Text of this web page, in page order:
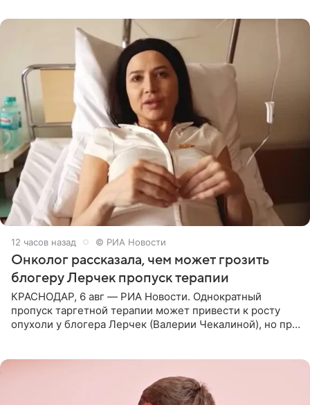
12 часов назад © РИА Новости
Онколог рассказала, чем может грозить
блогеру Лерчек пропуск терапии
КРАСНОДАР, 6 авг — РИА Новости. Однократный
пропуск таргетной терапии может привести к росту
опухоли у блогера Лерчек (Валерии Чекалиной), но при